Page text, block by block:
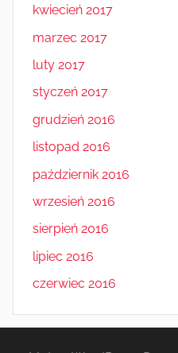
kwiecień 2017
marzec 2017
luty 2017
styczeń 2017
grudzień 2016
listopad 2016
październik 2016
wrzesień 2016
sierpień 2016
lipiec 2016
czerwiec 2016